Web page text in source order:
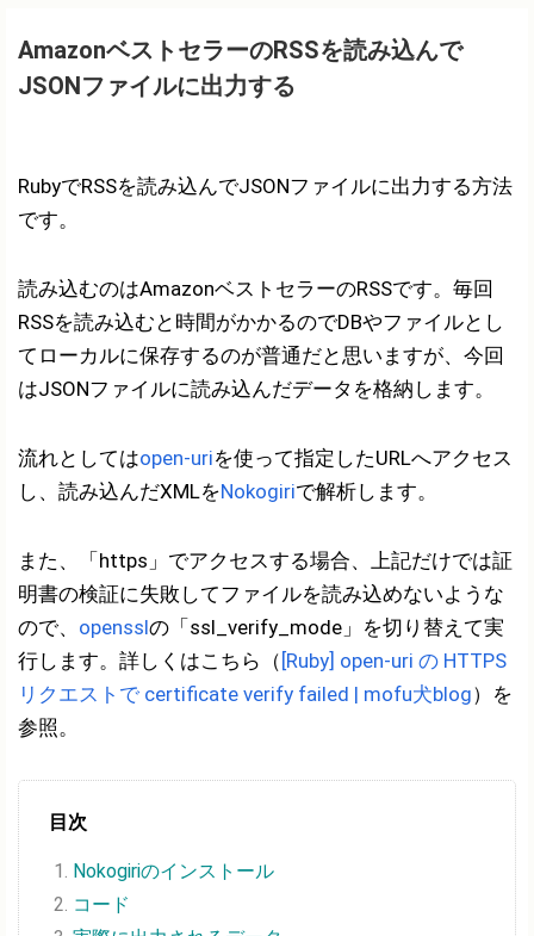
AmazonベストセラーのRSSを読み込んで
JSONファイルに出力する
RubyでRSSを読み込んでJSONファイルに出力する方法
です。
読み込むのはAmazonベストセラーのRSSです。毎回
RSSを読み込むと時間がかかるのでDBやファイルとし
てローカルに保存するのが普通だと思いますが、今回
はJSONファイルに読み込んだデータを格納します。
流れとしてはopen-uriを使って指定したURLへアクセス
し、読み込んだXMLをNokogiriで解析します。
また、「https」でアクセスする場合、上記だけでは証
明書の検証に失敗してファイルを読み込めないような
ので、 opensslの「ssl_verify_mode」を切り替えて実
行します。詳しくはこちら（ [Ruby] open-uri の HTTPS
リクエストで certificate verify failed | mofu犬blog）を
参照。
目次
Nokogiriのインストール
コード